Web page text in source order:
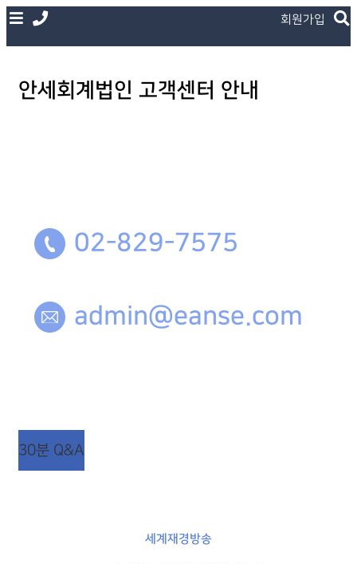
회원가입
안세회계법인 고객센터 안내
02-829-7575
admin@eanse.com
30분 Q&A
세계재경방송